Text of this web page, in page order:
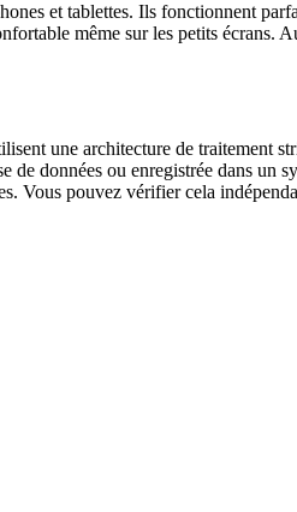
et tablettes. Ils fonctionnent
même sur les petits écrans.
une architecture de traitement
données ou enregistrée dans un
Vous pouvez vérifier cela